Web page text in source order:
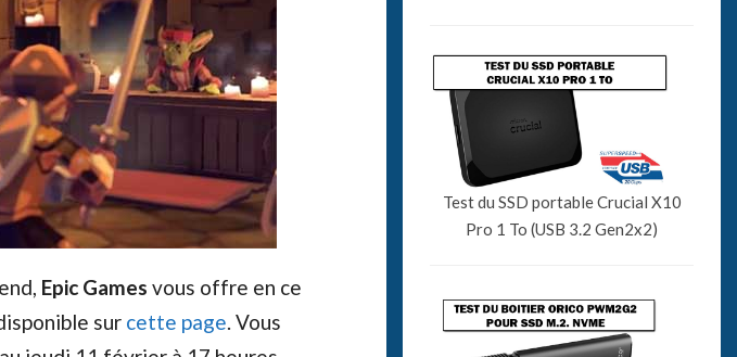
Epic Games vous offre en ce
sur cette page. Vous
Test du SSD portable Crucial X10
Pro 1 To (USB 3.2 Gen2x2)